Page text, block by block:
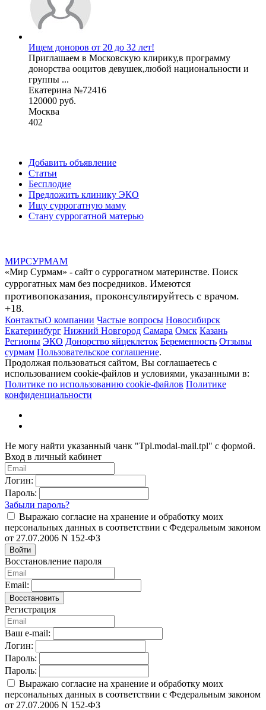
Ищем доноров от 20 до 32 лет!
Приглашаем в Московскую клирику,в программу
донорства ооцитов девушек,любой национальности и
группы ...
Екатерина №72416
120000 руб.
Москва
402
Добавить объявление
Статьи
Бесплодие
Предложить клинику ЭКО
Ищу суррогатную маму
Стану суррогатной матерью
МИРСУРМАМ
«Мир Сурмам» - сайт о суррогатном материнстве. Поиск
суррогатных мам без посредников. Имеются
противопоказания, проконсультируйтесь с врачом.
+18.
КонтактыО компании Частые вопросы Новосибирск
Екатеринбург Нижний Новгород Самара Омск Казань
Регионы ЭКО Донорство яйцеклеток Беременность Отзывы
сурмам Пользовательское соглашение.
Продолжая пользоваться сайтом, Вы соглашаетесь с
использованием cookie-файлов и условиями, указанными в:
Политике по использованию cookie-файлов Политике
конфиденциальности
Не могу найти указанный чанк "Tpl.modal-mail.tpl" с формой.
Вход в личный кабинет
Логин:
Пароль:
Забыли пароль?
Выражаю согласие на хранение и обработку моих
персональных данных в соответствии с Федеральным законом
от 27.07.2006 N 152-ФЗ
Войти
Восстановление пароля
Email:
Восстановить
Регистрация
Ваш e-mail:
Логин:
Пароль:
Пароль:
Выражаю согласие на хранение и обработку моих
персональных данных в соответствии с Федеральным законом
от 27.07.2006 N 152-ФЗ